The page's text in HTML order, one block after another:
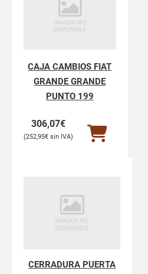
CAJA CAMBIOS FIAT
GRANDE GRANDE
PUNTO 199
306,07€
252,95€
CERRADURA PUERTA